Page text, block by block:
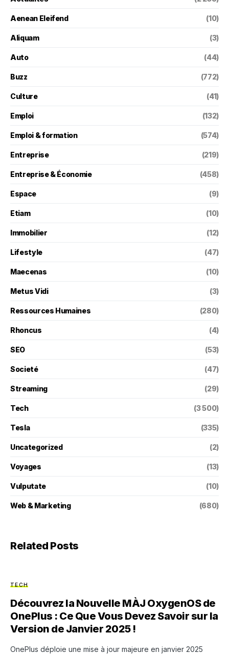
Aenean Eleifend (10)
Aliquam (3)
Auto (44)
Buzz (772)
Culture (41)
Emploi (132)
Emploi & formation (574)
Entreprise (219)
Entreprise & Économie (458)
Espace (9)
Etiam (10)
Immobilier (12)
Lifestyle (47)
Maecenas (10)
Metus Vidi (3)
Ressources Humaines (280)
Rhoncus (4)
SEO (53)
Societé (47)
Streaming (29)
Tech (3 500)
Tesla (335)
Uncategorized (2)
Voyages (13)
Vulputate (10)
Web & Marketing (680)
Related Posts
TECH
Découvrez la Nouvelle MÀJ OxygenOS de
OnePlus : Ce Que Vous Devez Savoir sur la
Version de Janvier 2025 !
OnePlus déploie une mise à jour majeure en janvier 2025